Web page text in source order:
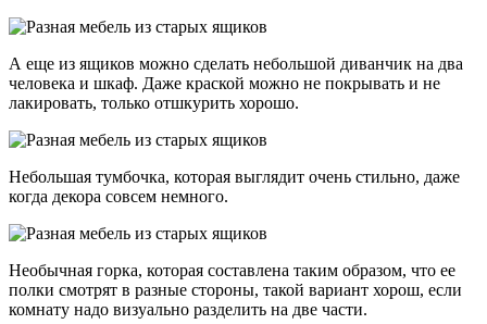
А еще из ящиков можно сделать небольшой диванчик на два
человека и шкаф. Даже краской можно не покрывать и не
лакировать, только отшкурить хорошо.
Небольшая тумбочка, которая выглядит очень стильно, даже
когда декора совсем немного.
Необычная горка, которая составлена таким образом, что ее
полки смотрят в разные стороны, такой вариант хорош, если
комнату надо визуально разделить на две части.